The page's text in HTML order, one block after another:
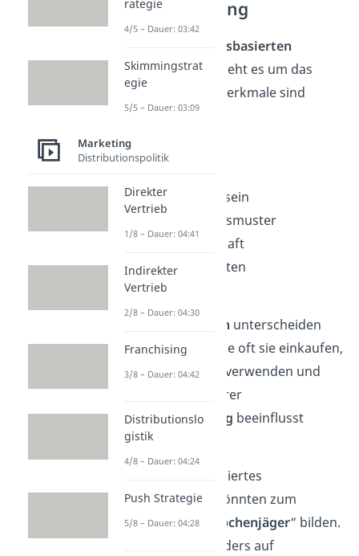
Segmentierung
verhaltensbasierten
Segmentierung
geht es um das
Kaufverhalten
. Merkmale sind
dabei:
Lebensstil
Preisbewusstsein
Entscheidungsmuster
Kaufbereitschaft
Medienverhalten
Markentreue
Konsumenten unterscheiden
sich also darin, wie oft sie einkaufen,
wie sieProdukte
verwenden und
wodurch sie in ihrer
Kaufentscheidung beeinflusst
werden.
Ein verhaltensbasiertes
Marktsegment
könnten zum
Beispiel „Schnäppchenjäger“ bilden.
Sie achten besonders auf
rategie
4/5 – Dauer: 03:42
Skimmingstrat
egie
5/5 – Dauer: 03:09
Marketing
Distributionspolitik
Direkter
Vertrieb
1/8 – Dauer: 04:41
Indirekter
Vertrieb
2/8 – Dauer: 04:30
Franchising
3/8 – Dauer: 04:42
Distributionslo
gistik
4/8 – Dauer: 04:24
Push Strategie
5/8 – Dauer: 04:28